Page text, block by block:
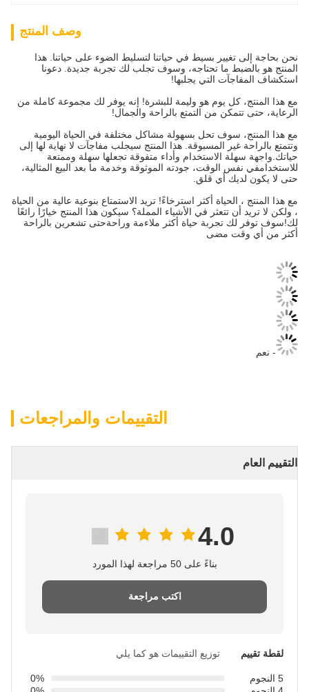
وصف المنتج
نحن بحاجة إلى تغيير بسيط في حياتنا لتسليط الضوء على حياتنا. هذا
المنتج هو بالضبط ما تحتاجه، وسوف تجلب لك تجربة جديدة. دعونا
استكشاف المفاجآت التي يجلبها!
مع هذا المنتج، كل يوم هو وليمة للبشرة! إنه يوفر لك مجموعة كاملة من
الرعاية، حتى تتمكن من التمتع بالراحة والجمال!
مع هذا المنتج، سوف تحل بسهولة مشاكل مختلفة في الحياة اليومية
وتتمتع بالراحة غير المسبوقة. هذا المنتج سيجلب مفاجآت لا نهاية لها إلى
حياتك.واجهة سهلة الاستخدام وأداء متفوقة تجعلها سهلة وممتعة
للاستخدامفي نفس الوقت، جودته الموثوقة وخدمة ما بعد البيع المثالية،
حتى لا يكون لديك أي قلق.
مع هذا المنتج ، الحياة أكثر استرخاءً! تريد الاستمتاع بنوعية عالية من الحياة
، ولكن لا تريد أن تتعثر في الأشياء المملة؟ سيكون هذا المنتج خيارًا رائعًا
لك!سوف توفر لك تجربة حياة أكثر ملاءمة وراحةحتى تشعرين بالراحة
أكثر من أي وقت مضى
- نعم
التقييمات والمراجعات
التقييم العام
4.0
بناءً على 50 مراجعة لهذا المورد
اكتب مراجعة
لقطة تقييم توزيع التقييمات هو كما يلي
5 النجوم
0%